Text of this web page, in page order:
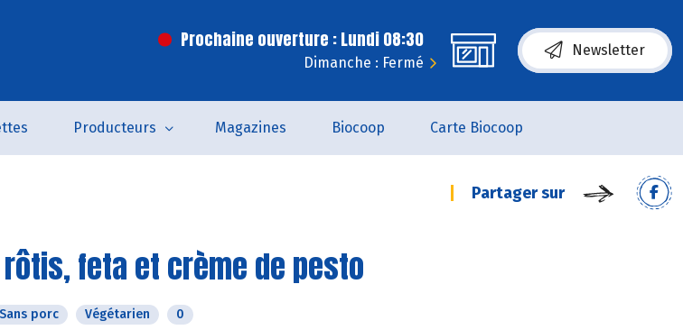
Prochaine ouverture : Lundi 08:30
Dimanche : Fermé
Newsletter
Producteurs Magazines Biocoop Carte Biocoop
Partager sur
feta et crème de pesto
Sans porc Végétarien 0